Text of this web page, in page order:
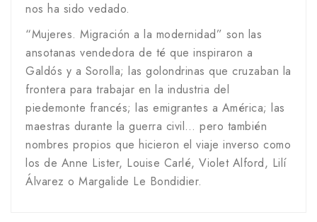
nos ha sido vedado.
“Mujeres. Migración a la modernidad” son las
ansotanas vendedora de té que inspiraron a
Galdós y a Sorolla; las golondrinas que cruzaban la
frontera para trabajar en la industria del
piedemonte francés; las emigrantes a América; las
maestras durante la guerra civil… pero también
nombres propios que hicieron el viaje inverso como
los de Anne Lister, Louise Carlé, Violet Alford, Lilí
Álvarez o Margalide Le Bondidier.